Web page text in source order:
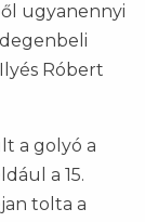
ugyanennyi
Róbert
a golyó a
a 15.
tolta a